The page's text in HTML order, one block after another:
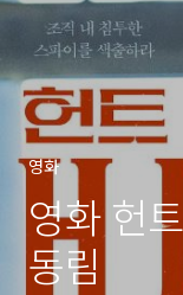
영화
영화 헌
동림